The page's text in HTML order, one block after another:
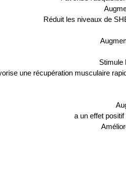
Réduit les niveaux de
Stimule
une récupération musculaire
a un effet